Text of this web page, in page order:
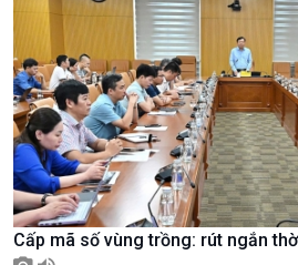
Cấp mã số vùng trồng: rút ngắn